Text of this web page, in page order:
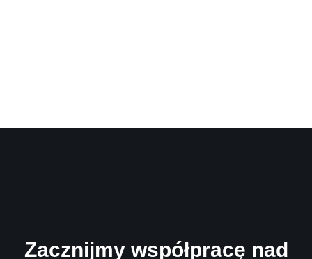
Zacznijmy współpracę nad